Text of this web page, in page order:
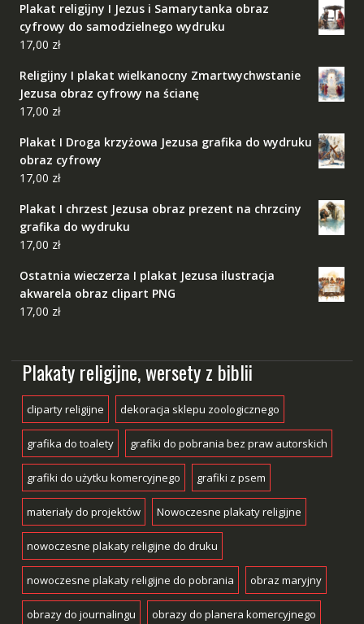
Plakat religijny I Jezus i Samarytanka obraz
cyfrowy do samodzielnego wydruku
17,00 zł
Religijny I plakat wielkanocny Zmartwychwstanie
Jezusa obraz cyfrowy na ścianę
17,00 zł
Plakat I Droga krzyżowa Jezusa grafika do wydruku
obraz cyfrowy
17,00 zł
Plakat I chrzest Jezusa obraz prezent na chrzciny
grafika do wydruku
17,00 zł
Ostatnia wieczerza I plakat Jezusa ilustracja
akwarela obraz clipart PNG
17,00 zł
Plakaty religijne, wersety z biblii
cliparty religijne dekoracja sklepu zoologicznego
grafika do toalety grafiki do pobrania bez praw autorskich
grafiki do użytku komercyjnego grafiki z psem
materiały do projektów Nowoczesne plakaty religijne
nowoczesne plakaty religijne do druku
nowoczesne plakaty religijne do pobrania obraz maryjny
obrazy do journalingu obrazy do planera komercyjnego